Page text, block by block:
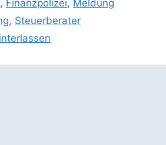
, Finanzpolizei, Meldung
, Steuerberater